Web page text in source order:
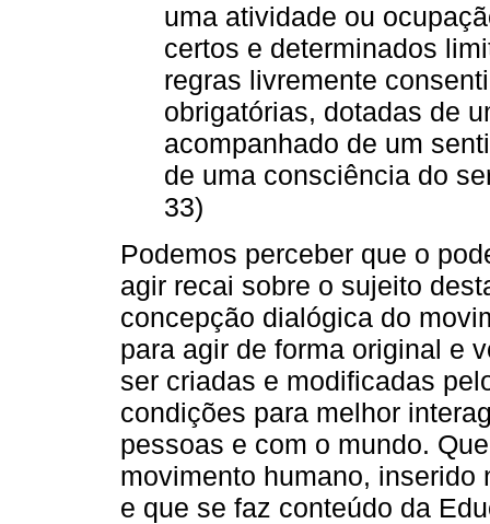
uma atividade ou
certos e determinados
regras livremente
obrigatórias, dotadas de
acompanhado de um
de uma consciência do
33)
Podemos perceber que o
agir recai sobre o sujeito
concepção dialógica do
para agir de forma original e
ser criadas e modificadas
condições para melhor
pessoas e com o mundo.
movimento humano,
e que se faz conteúdo da